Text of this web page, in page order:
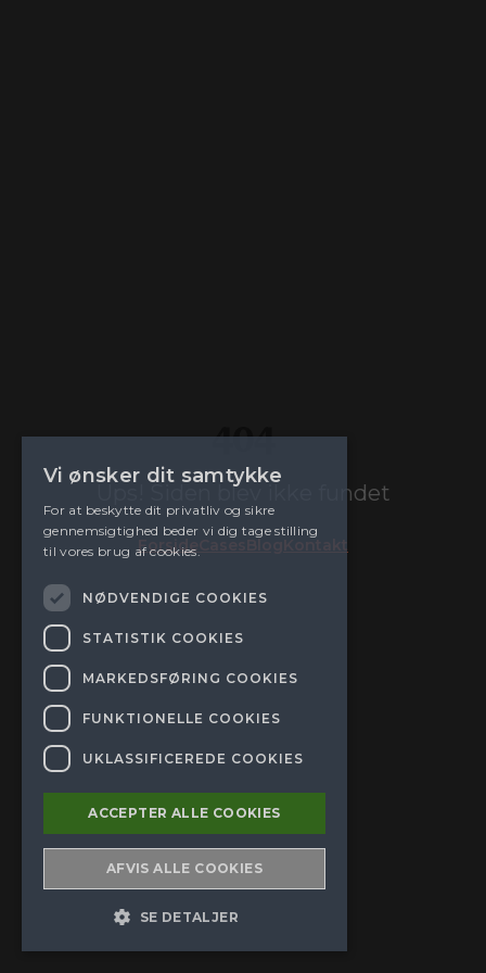
404
Ups! Siden blev ikke fundet
Forside
Vi ønsker dit samtykke
For at beskytte dit privatliv og sikre
gennemsigtighed beder vi dig tage stilling
til vores brug af cookies.
NØDVENDIGE COOKIES
STATISTIK COOKIES
MARKEDSFØRING COOKIES
FUNKTIONELLE COOKIES
UKLASSIFICEREDE COOKIES
ACCEPTER ALLE COOKIES
AFVIS ALLE COOKIES
SE DETALJER